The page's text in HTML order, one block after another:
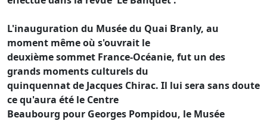
L'inauguration du Musée du Quai Branly, au
moment même où s'ouvrait le
deuxième sommet France-Océanie, fut un des
grands moments culturels du
quinquennat de Jacques Chirac. Il lui sera sans doute
ce qu'aura été le Centre
Beaubourg pour Georges Pompidou, le Musée